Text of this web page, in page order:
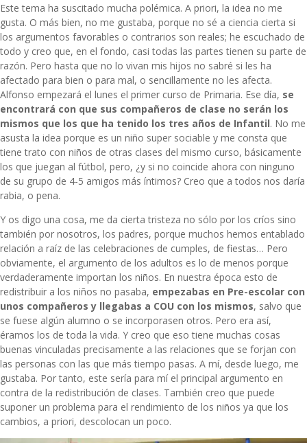
Este tema ha suscitado mucha polémica. A priori, la idea no me
gusta. O más bien, no me gustaba, porque no sé a ciencia cierta si
los argumentos favorables o contrarios son reales; he escuchado de
todo y creo que, en el fondo, casi todas las partes tienen su parte de
razón. Pero hasta que no lo vivan mis hijos no sabré si les ha
afectado para bien o para mal, o sencillamente no les afecta.
Alfonso empezará el lunes el primer curso de Primaria. Ese día, se
encontrará con que sus compañeros de clase no serán los
mismos que los que ha tenido los tres años de Infantil. No me
asusta la idea porque es un niño super sociable y me consta que
tiene trato con niños de otras clases del mismo curso, básicamente
los que juegan al fútbol, pero, ¿y si no coincide ahora con ninguno
de su grupo de 4-5 amigos más íntimos? Creo que a todos nos daría
rabia, o pena.
Y os digo una cosa, me da cierta tristeza no sólo por los críos sino
también por nosotros, los padres, porque muchos hemos entablado
relación a raíz de las celebraciones de cumples, de fiestas… Pero
obviamente, el argumento de los adultos es lo de menos porque
verdaderamente importan los niños. En nuestra época esto de
redistribuir a los niños no pasaba, empezabas en Pre-escolar con
unos compañeros y llegabas a COU con los mismos, salvo que
se fuese algún alumno o se incorporasen otros. Pero era así,
éramos los de toda la vida. Y creo que eso tiene muchas cosas
buenas vinculadas precisamente a las relaciones que se forjan con
las personas con las que más tiempo pasas. A mí, desde luego, me
gustaba. Por tanto, este sería para mí el principal argumento en
contra de la redistribución de clases. También creo que puede
suponer un problema para el rendimiento de los niños ya que los
cambios, a priori, descolocan un poco.